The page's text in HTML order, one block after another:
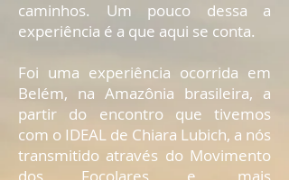
caminhos. Um pouco dessa a
experiência é a que aqui se conta.
Foi uma experiência ocorrida em
Belém, na Amazônia brasileira, a
partir do encontro que tivemos
com o IDEAL de Chiara Lubich, a nós
transmitido através do Movimento